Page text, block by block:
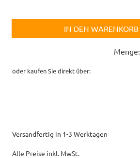
IN DEN WARENKORB
Menge:
oder kaufen Sie direkt über:
Versandfertig in 1-3 Werktagen
Alle Preise inkl. MwSt.